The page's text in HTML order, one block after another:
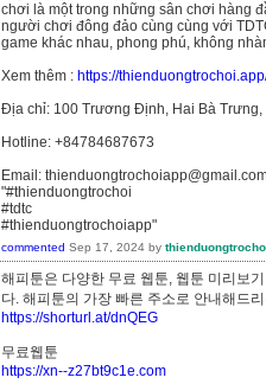
chơi là một trong những sân chơi hàng
người chơi đông đảo cùng cùng với
game khác nhau, phong phú, không
Xem thêm : https://
Địa chỉ: 100 Trương Định, Hai Bà Trưng,
Hotline: +84784687673
Email:
"#thienduongtrochoi
#tdtc
#thienduongtrochoiapp"
commented Sep 17, 2024 by
해피툰은 다양한 무료 웹툰, 웹툰 미리보
다. 해피툰의 가장 빠른 주소로 안내해
https://shorturl.at/dnQEG
무료웹툰
https://xn--z27bt9c1e.com